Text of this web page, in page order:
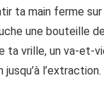
ta main ferme sur
une bouteille
ta vrille, un va-et-
l’extraction.